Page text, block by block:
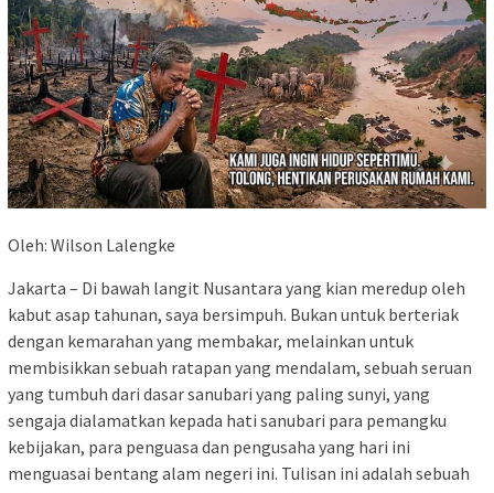
Oleh: Wilson Lalengke
Jakarta – Di bawah langit Nusantara yang kian meredup oleh
kabut asap tahunan, saya bersimpuh. Bukan untuk berteriak
dengan kemarahan yang membakar, melainkan untuk
membisikkan sebuah ratapan yang mendalam, sebuah seruan
yang tumbuh dari dasar sanubari yang paling sunyi, yang
sengaja dialamatkan kepada hati sanubari para pemangku
kebijakan, para penguasa dan pengusaha yang hari ini
menguasai bentang alam negeri ini. Tulisan ini adalah sebuah